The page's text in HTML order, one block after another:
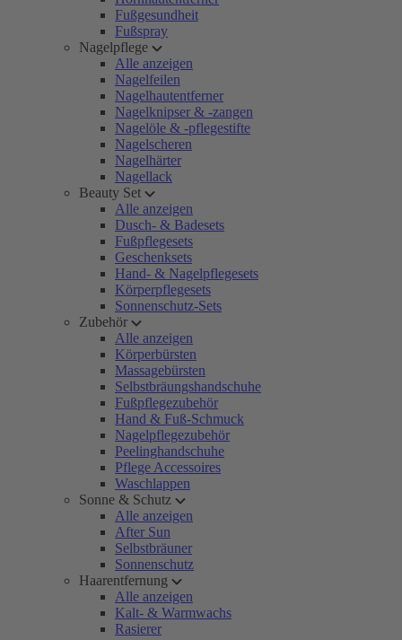
Fußgesundheit
Fußspray
Nagelpflege
Alle anzeigen
Nagelfeilen
Nagelhautentferner
Nagelknipser & -zangen
Nagelöle & -pflegestifte
Nagelscheren
Nagelhärter
Nagellack
Beauty Set
Alle anzeigen
Dusch- & Badesets
Fußpflegesets
Geschenksets
Hand- & Nagelpflegesets
Körperpflegesets
Sonnenschutz-Sets
Zubehör
Alle anzeigen
Körperbürsten
Massagebürsten
Selbstbräungshandschuhe
Fußpflegezubehör
Hand & Fuß-Schmuck
Nagelpflegezubehör
Peelinghandschuhe
Pflege Accessoires
Waschlappen
Sonne & Schutz
Alle anzeigen
After Sun
Selbstbräuner
Sonnenschutz
Haarentfernung
Alle anzeigen
Kalt- & Warmwachs
Rasierer